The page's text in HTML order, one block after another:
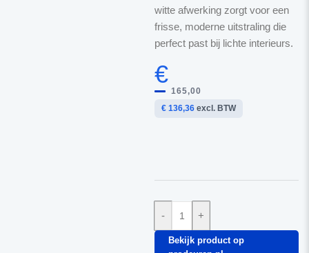
witte afwerking zorgt voor een
frisse, moderne uitstraling die
perfect past bij lichte interieurs.
€
165,00
€ 136,36excl. BTW
- +
Bekijk product op